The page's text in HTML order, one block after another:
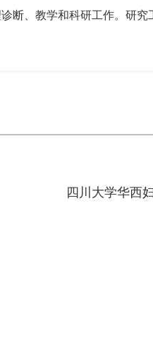
断、教学和科研工作。研
四川大学华西